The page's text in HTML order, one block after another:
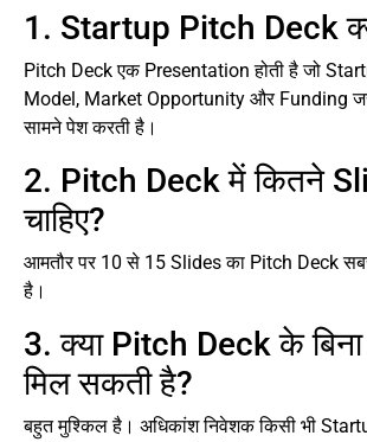
1. Startup Pitch Deck
Pitch Deck एक Presentation होती है जो
Model, Market Opportunity और Funding
सामने पेश करती है।
2. Pitch Deck में कितने
चाहिए?
आमतौर पर 10 से 15 Slides का Pitch Deck सबसे
है।
3. क्या Pitch Deck के
मिल सकती है?
बहुत मुश्किल है। अधिकांश निवेशक किसी भी